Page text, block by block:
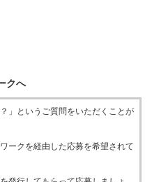
クへ
」というご質問をいただくことが
ークを経由した応募を希望されて